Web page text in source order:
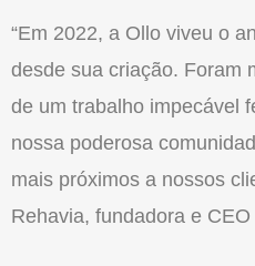
“Em 2022, a Ollo viveu o
desde sua criação. Foram
de um trabalho impecável
nossa poderosa
mais próximos a nossos
Rehavia, fundadora e